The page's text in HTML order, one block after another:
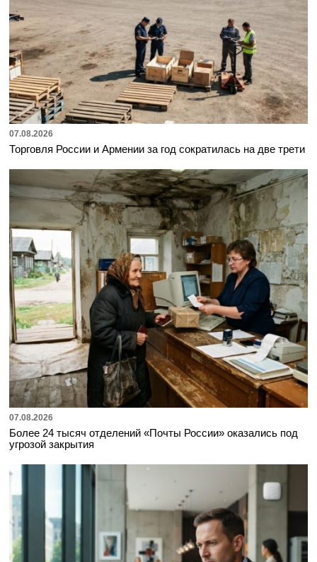
07.08.2026
Торговля России и Армении за год сократилась на две трети
07.08.2026
Более 24 тысяч отделений «Почты России» оказались под
угрозой закрытия